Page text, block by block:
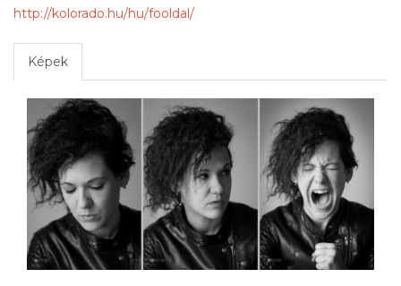
http://kolorado.hu/hu/fooldal/
Képek